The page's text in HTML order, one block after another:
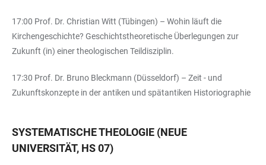
17:00 Prof. Dr. Christian Witt (Tübingen) – Wohin läuft die
Kirchengeschichte? Geschichtstheoretische Überlegungen zur
Zukunft (in) einer theologischen Teildisziplin.
17:30 Prof. Dr. Bruno Bleckmann (Düsseldorf) – Zeit - und
Zukunftskonzepte in der antiken und spätantiken Historiographie
SYSTEMATISCHE THEOLOGIE (NEUE
UNIVERSITÄT, HS 07)